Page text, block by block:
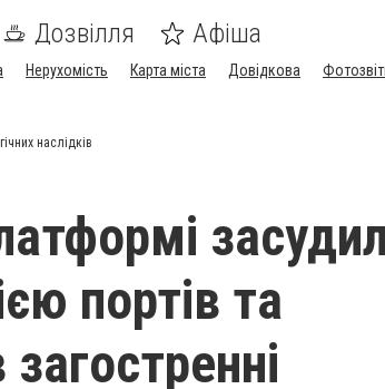
Дозвілля Афіша
Нерухомість Карта міста Довідкова
наслідків
портів та